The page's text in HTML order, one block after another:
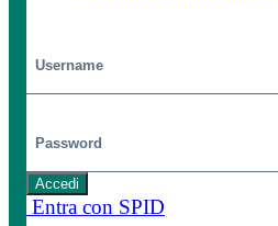
Accedi
Entra con SPID